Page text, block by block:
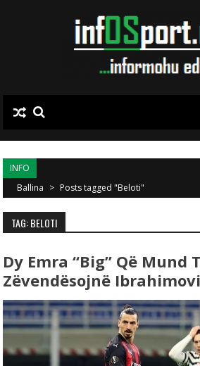
INFO
Ballina > Posts tagged "Beloti"
TAG: BELOTI
Dy Emra “big” Që Mund
Zëvendësojnë